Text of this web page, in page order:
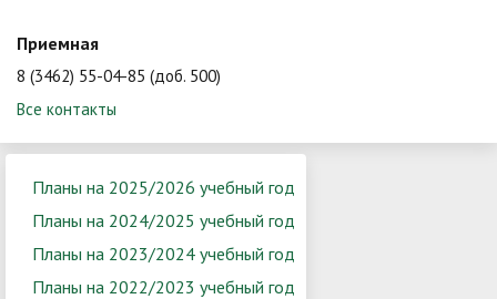
Приемная
8 (3462) 55-04-85 (доб. 500)
Все контакты
Планы на 2025/2026 учебный год
Планы на 2024/2025 учебный год
Планы на 2023/2024 учебный год
Планы на 2022/2023 учебный год